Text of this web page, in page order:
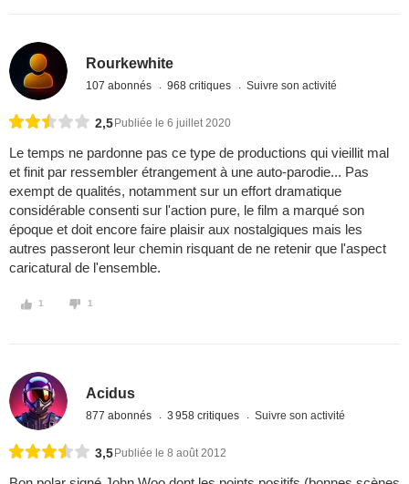
Rourkewhite
107 abonnés 968 critiques Suivre son activité
2,5 Publiée le 6 juillet 2020
Le temps ne pardonne pas ce type de productions qui vieillit mal
et finit par ressembler étrangement à une auto-parodie... Pas
exempt de qualités, notamment sur un effort dramatique
considérable consenti sur l'action pure, le film a marqué son
époque et doit encore faire plaisir aux nostalgiques mais les
autres passeront leur chemin risquant de ne retenir que l'aspect
caricatural de l'ensemble.
1 1
Acidus
877 abonnés 3 958 critiques Suivre son activité
3,5 Publiée le 8 août 2012